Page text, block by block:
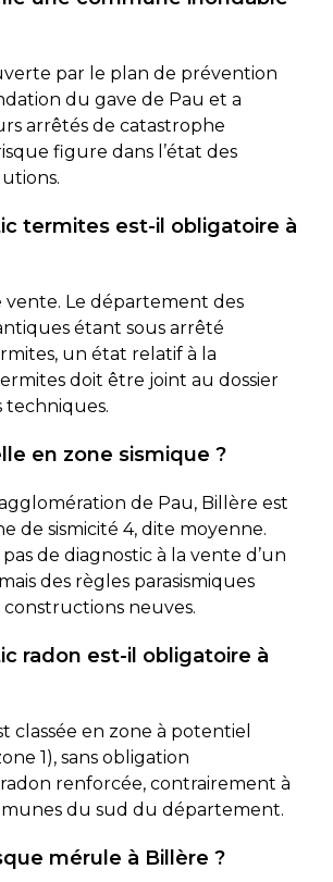
par le plan de prévention
du gave de Pau et a
arrêtés de catastrophe
figure dans l’état des
termites est-il obligatoire à
Le département des
étant sous arrêté
un état relatif à la
doit être joint au dossier
techniques.
en zone sismique ?
de Pau, Billère est
de sismicité 4, dite moyenne.
pas de diagnostic à la vente d’un
des règles parasismiques
neuves.
radon est-il obligatoire à
classée en zone à potentiel
1), sans obligation
renforcée, contrairement à
du sud du département.
mérule à Billère ?